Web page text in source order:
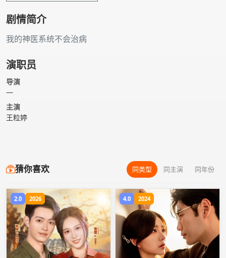
剧情简介
我的神医系统不会治病
演职员
导演
—
主演
王粒婷
猜你喜欢 同类型 同主演 同年份
2.0 2026 4.0 2024